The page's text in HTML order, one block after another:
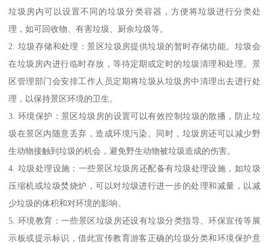
垃圾房内可以设置不同的垃圾分类容器，方便将垃圾进行分类处
理，如可回收物、有害垃圾、厨余垃圾等。
2. 垃圾存储和处理：景区垃圾房提供垃圾的暂时存储功能。垃圾会
在垃圾房内进行临时存放，等待定期或定时的垃圾清理和处理。景
区管理部门会安排工作人员定期将垃圾从垃圾房中清理出去进行处
理，以保持景区环境的卫生。
3. 环境保护：景区垃圾房的设置可以有效控制垃圾的散播，防止垃
圾在景区内随意丢弃，造成环境污染。同时，垃圾房还可以减少野
生动物接触到垃圾的机会，避免野生动物被垃圾造成的伤害。
4. 垃圾处理设施：一些景区垃圾房还配备有垃圾处理设施，如垃圾
压缩机或垃圾焚烧炉，可以对垃圾进行进一步的处理和减量，以减
少垃圾的体积和对环境的影响。
5. 环境教育：一些景区垃圾房还设有垃圾分类指导、环保宣传等展
示板或提示标识，借此宣传教育游客正确的垃圾分类和环境保护意